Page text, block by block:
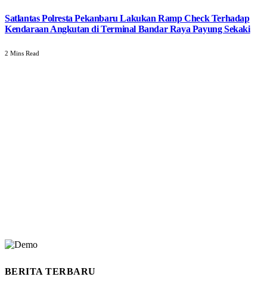
Satlantas Polresta Pekanbaru Lakukan Ramp Check Terhadap
Kendaraan Angkutan di Terminal Bandar Raya Payung Sekaki
2 Mins Read
BERITA TERBARU